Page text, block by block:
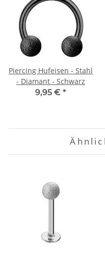
Piercing Hufeisen - Stahl
- Diamant - Schwarz
9,95 € *